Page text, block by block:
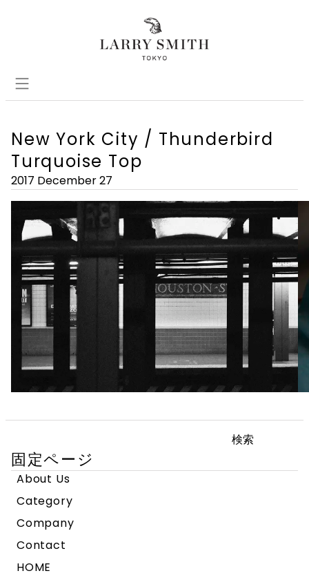
New York City / Thunderbird
Turquoise Top
2017 December 27
索:
固定ページ
About Us
Category
Company
Contact
HOME